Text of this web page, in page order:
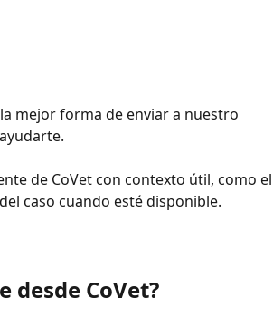
mejor forma de enviar a nuestro
de CoVet con contexto útil, como el
caso cuando esté disponible.
desde CoVet?